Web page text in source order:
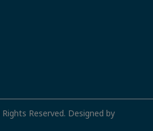
Rights Reserved. Designed by